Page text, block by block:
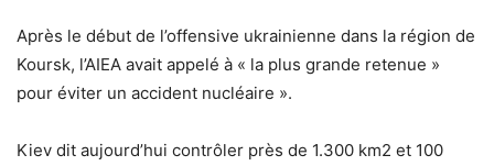
Après le début de l’offensive ukrainienne dans la région de
Koursk, l’AIEA avait appelé à « la plus grande retenue »
pour éviter un accident nucléaire ».
Kiev dit aujourd’hui contrôler près de 1.300 km2 et 100